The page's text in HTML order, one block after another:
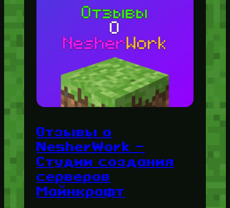
Отзывы о
NesherWork —
Студии создания
серверов
Майнкрафт